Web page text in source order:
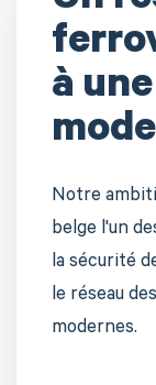
à
Notre
belge l'un
la sécurité
le réseau
modernes.